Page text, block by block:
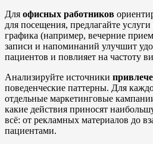
Для офисных работников
для посещения, предлагайте
графика (например, вечерние
записи и напоминаний улучшит
пациентов и повлияет на частоту
Анализируйте источники
поведенческие паттерны. Для
отдельные маркетинговые
какие действия приносят
всё: от рекламных материалов до
пациентами.